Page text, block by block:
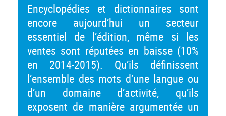
Encyclopédies et dictionnaires sont
encore aujourd’hui un secteur
essentiel de l’édition, même si les
ventes sont réputées en baisse (10%
en 2014-2015). Qu’ils définissent
l’ensemble des mots d’une langue ou
d’un domaine d’activité, qu’ils
exposent de manière argumentée un